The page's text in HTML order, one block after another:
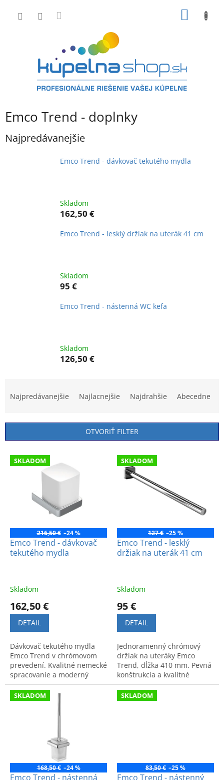
Emco Trend - doplnky
Najpredávanejšie
Emco Trend - dávkovač tekutého mydla
Skladom
162,50 €
Emco Trend - lesklý držiak na uterák 41 cm
Skladom
95 €
Emco Trend - nástenná WC kefa
Skladom
126,50 €
n
i
o
Najpredávanejšie Najlacnejšie Najdrahšie Abecedne
OTVORIŤ FILTER
V
o
u
o
SKLADOM
216,50 € –24 %
Emco Trend - dávkovač
tekutého mydla
Skladom
162,50 €
DETAIL
Dávkovač tekutého mydla
Emco Trend v chrómovom
prevedení. Kvalitné nemecké
spracovanie a moderný
dizajn pre vašu kúpeľňu.
Zaisťuje čistotu a pohodlie.
SKLADOM
127 € –25 %
Emco Trend - lesklý
držiak na uterák 41 cm
Skladom
95 €
DETAIL
Jednoramenný chrómový
držiak na uteráky Emco
Trend, dĺžka 410 mm. Pevná
konštrukcia a kvalitné
nemecké spracovanie.
SKLADOM
168,50 € –24 %
Emco Trend - nástenná
SKLADOM
83,50 € –25 %
Emco Trend - nástenný